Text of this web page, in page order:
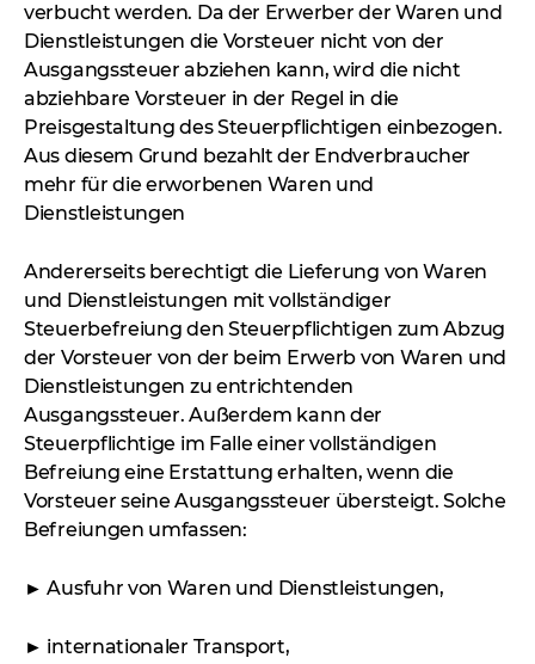
verbucht werden. Da der Erwerber der Waren und
Dienstleistungen die Vorsteuer nicht von der
Ausgangssteuer abziehen kann, wird die nicht
abziehbare Vorsteuer in der Regel in die
Preisgestaltung des Steuerpflichtigen einbezogen.
Aus diesem Grund bezahlt der Endverbraucher
mehr für die erworbenen Waren und
Dienstleistungen
Andererseits berechtigt die Lieferung von Waren
und Dienstleistungen mit vollständiger
Steuerbefreiung den Steuerpflichtigen zum Abzug
der Vorsteuer von der beim Erwerb von Waren und
Dienstleistungen zu entrichtenden
Ausgangssteuer. Außerdem kann der
Steuerpflichtige im Falle einer vollständigen
Befreiung eine Erstattung erhalten, wenn die
Vorsteuer seine Ausgangssteuer übersteigt. Solche
Befreiungen umfassen:
► Ausfuhr von Waren und Dienstleistungen,
► internationaler Transport,